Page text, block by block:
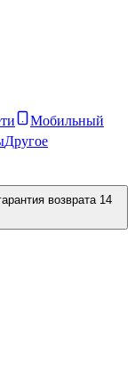
Мобильный
Другое
возврата 14